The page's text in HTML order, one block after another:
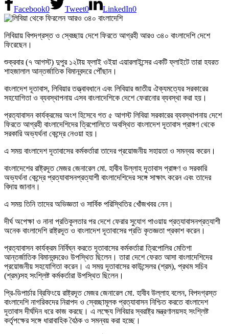
Facebook0 Tweet0 LinkedIn0
লিবিয়ায় বিপদগ্রস্ত ও স্বেচ্ছায় দেশে ফিরতে আগ্রহী আরও ৩৪০ বাংলাদেশি দেশে
ফিরেছেন।
শুক্রবার (৭ আগস্ট) দুপুর ১২টায় ফ্লাই ওইয়া এয়ারলাইন্সের একটি ফ্লাইটে তারা হযরত
শাহজালাল আন্তর্জাতিক বিমানবন্দরে পৌঁছান।
বাংলাদেশ দূতাবাস, লিবিয়ার তত্ত্বাবধানে এবং লিবিয়ার জাতীয় ঐক্যমত্যের সরকারের
সহযোগিতা ও ব্যবস্থাপনায় এসব বাংলাদেশিকে দেশে ফেরানোর ব্যবস্থা করা হয়।
প্রত্যাবাসন কার্যক্রমের অংশ হিসেবে গত ৫ আগস্ট লিবিয়া সরকারের ব্যবস্থাপনায় দেশে
ফিরতে আগ্রহী বাংলাদেশিদের ত্রিপোলিতে অবস্থিত বাংলাদেশ দূতাবাস প্রাঙ্গণ থেকে
সরকারি অভ্যর্থনা কেন্দ্রে নেওয়া হয়।
এ সময় বাংলাদেশ দূতাবাসের কর্মকর্তারা তাদের প্রয়োজনীয় সহায়তা ও সমন্বয় করেন।
বাংলাদেশের রাষ্ট্রদূত মেজর জেনারেল মো. হাবীব উল্লাহ দূতাবাস প্রাঙ্গণ ও সরকারি
অভ্যর্থনা কেন্দ্রে প্রত্যাবাসনপ্রত্যাশী বাংলাদেশিদের সঙ্গে সাক্ষাৎ করেন এবং তাদের
বিদায় জানান।
এ সময় তিনি তাদের অভিজ্ঞতা ও সার্বিক পরিস্থিতির খোঁজখবর নেন।
দীর্ঘ অপেক্ষা ও নানা প্রতিকূলতার পর দেশে ফেরার সুযোগ পাওয়ায় প্রত্যাবাসনপ্রত্যাশী
অনেক বাংলাদেশি রাষ্ট্রদূত ও বাংলাদেশ দূতাবাসের প্রতি কৃতজ্ঞতা প্রকাশ করেন।
প্রত্যাবাসন কার্যক্রম নির্বিঘ্ন করতে দূতাবাসের কর্মকর্তারা ত্রিপোলির মেতিগা
আন্তর্জাতিক বিমানবন্দরেও উপস্থিত ছিলেন। তারা দেশে ফেরত আসা বাংলাদেশিদের
প্রয়োজনীয় সহযোগিতা করেন। এ সময় দূতাবাসের কাউন্সেলর (শ্রম), প্রথম সচিব
(শ্রম)সহ সংশ্লিষ্ট কর্মকর্তারা উপস্থিত ছিলেন।
প্রি-ডিপার্চার ব্রিফিংয়ে রাষ্ট্রদূত মেজর জেনারেল মো. হাবীব উল্লাহ বলেন, বিপদগ্রস্ত
বাংলাদেশি নাগরিকদের নিরাপদ ও স্বেচ্ছামূলক প্রত্যাবাসন নিশ্চিত করতে বাংলাদেশ
দূতাবাস দীর্ঘদিন ধরে কাজ করছে। এ লক্ষ্যে লিবিয়ার স্বরাষ্ট্র মন্ত্রণালয়সহ সংশ্লিষ্ট
কর্তৃপক্ষের সঙ্গে ধারাবাহিক বৈঠক ও সমন্বয় করা হচ্ছে।